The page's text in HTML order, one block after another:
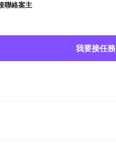
聯絡案主
我要接任務